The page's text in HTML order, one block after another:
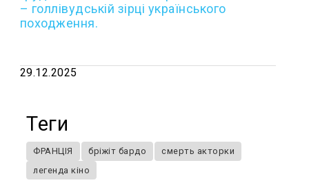
– голлівудській зірці українського
походження.
29.12.2025
Теги
ФРАНЦІЯ бріжіт бардо
смерть акторки
легенда кіно